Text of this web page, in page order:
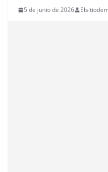
5 de junio de 2026